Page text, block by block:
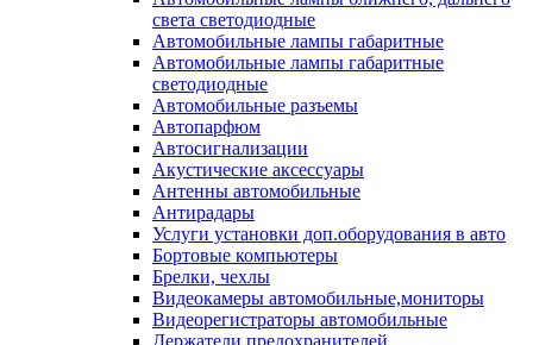
света светодиодные
Автомобильные лампы габаритные
Автомобильные лампы габаритные
светодиодные
Автомобильные разъемы
Автопарфюм
Автосигнализации
Акустические аксессуары
Антенны автомобильные
Антирадары
Услуги установки доп.оборудования в авто
Бортовые компьютеры
Брелки, чехлы
Видеокамеры автомобильные,мониторы
Видеорегистраторы автомобильные
Держатели предохранителей